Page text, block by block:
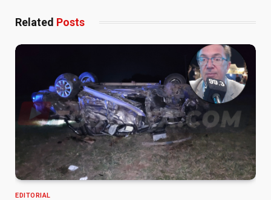
Related Posts
EDITORIAL